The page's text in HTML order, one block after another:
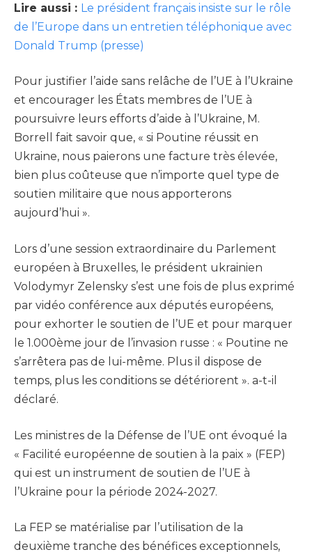
Lire aussi : Le président français insiste sur le rôle
de l’Europe dans un entretien téléphonique avec
Donald Trump (presse)
Pour justifier l’aide sans relâche de l’UE à l’Ukraine
et encourager les États membres de l’UE à
poursuivre leurs efforts d’aide à l’Ukraine, M.
Borrell fait savoir que, « si Poutine réussit en
Ukraine, nous paierons une facture très élevée,
bien plus coûteuse que n’importe quel type de
soutien militaire que nous apporterons
aujourd’hui ».
Lors d’une session extraordinaire du Parlement
européen à Bruxelles, le président ukrainien
Volodymyr Zelensky s’est une fois de plus exprimé
par vidéo conférence aux députés européens,
pour exhorter le soutien de l’UE et pour marquer
le 1.000ème jour de l’invasion russe : « Poutine ne
s’arrêtera pas de lui-même. Plus il dispose de
temps, plus les conditions se détériorent ». a-t-il
déclaré.
Les ministres de la Défense de l’UE ont évoqué la
« Facilité européenne de soutien à la paix » (FEP)
qui est un instrument de soutien de l’UE à
l’Ukraine pour la période 2024-2027.
La FEP se matérialise par l’utilisation de la
deuxième tranche des bénéfices exceptionnels,